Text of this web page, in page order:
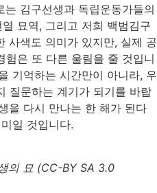
김구선생과 독립운동가들의
묘역, 그리고 저희 백범김구
사색도 의미가 있지만, 실제 공
험은 또 다른 울림을 줄 것입니
기억하는 시간만이 아니라, 우
질문하는 계기가 되기를 바랍
을 다시 만나는 한 해가 된다
일 것입니다.
의 묘 (CC-BY SA 3.0